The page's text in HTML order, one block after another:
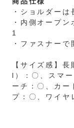
・ショルダーは
・内側オープ
1
・ファスナーで
【サイズ感】
l）：〇、スマ
ーチ：〇、カー
プ：〇、ワイヤ